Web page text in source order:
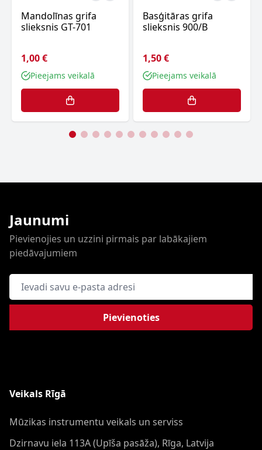
Mandolīnas grifa
slieksnis GT-701
1,00 €
Pieejams veikalā
Basģitāras grifa
slieksnis 900/B
1,50 €
Pieejams veikalā
Jaunumi
Pievienojies un uzzini pirmais par labākajiem
piedāvajumiem
E-pasta adrese
Pievienoties
Veikals Rīgā
Mūzikas instrumentu veikals un serviss
Dzirnavu iela 113A (Upīša pasāža), Rīga, Latvija